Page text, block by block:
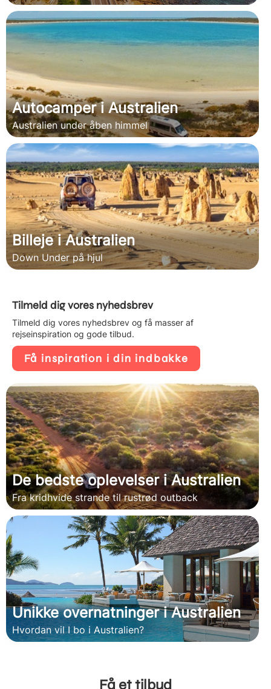
Autocamper i Australien
Australien under åben himmel
Billeje i Australien
Down Under på hjul
Tilmeld dig vores nyhedsbrev
Tilmeld dig vores nyhedsbrev og få masser af
rejseinspiration og gode tilbud.
Få inspiration i din indbakke
De bedste oplevelser i Australien
Fra kridhvide strande til rustrød outback
Unikke overnatninger i Australien
Hvordan vil I bo i Australien?
Få et tilbud